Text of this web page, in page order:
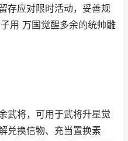
存应对限时活动，妥善规
用 万国觉醒多余的统帅雕
武将，可用于武将升星觉
兑换信物、充当置换素